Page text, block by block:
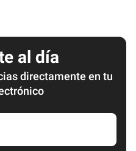
al día
directamente en tu